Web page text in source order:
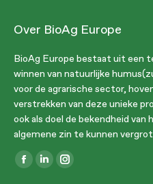
Over BioAg Europe
BioAg Europe bestaat uit een
winnen van natuurlijke
voor de agrarische sector,
verstrekken van deze unieke
ook als doel de bekendheid
algemene zin te kunnen
Vind ons op:
Facebook
LinkedinInstagram